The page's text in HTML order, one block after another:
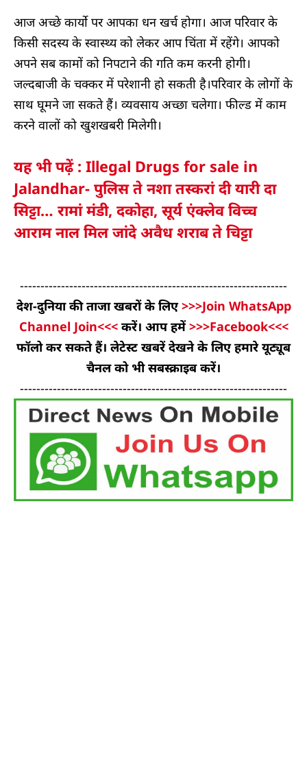
आज अच्छे कार्यो पर आपका धन खर्च होगा। आज परिवार के
किसी सदस्य के स्वास्थ्य को लेकर आप चिंता में रहेंगे। आपको
अपने सब कामों को निपटाने की गति कम करनी होगी।
जल्दबाजी के चक्कर में परेशानी हो सकती है।परिवार के लोगों के
साथ घूमने जा सकते हैं। व्यवसाय अच्छा चलेगा। फील्ड में काम
करने वालों को खुशखबरी मिलेगी।
यह भी पढ़ें : Illegal Drugs for sale in
Jalandhar- पुलिस ते नशा तस्करां दी यारी दा
सिट्टा… रामां मंडी, दकोहा, सूर्य एंक्लेव विच्च
आराम नाल मिल जांदे अवैध शराब ते चिट्टा
-----------------------------------------------------------------
देश-दुनिया की ताजा खबरों के लिए>>>Join WhatsApp
Channel Join<<< करें। आप हमें>>>Facebook<<<
फॉलो कर सकते हैं। लेटेस्ट खबरें देखने के लिए हमारे यूट्यूब
चैनल को भी सबस्क्राइब करें।
-----------------------------------------------------------------